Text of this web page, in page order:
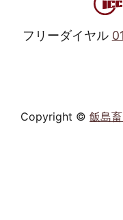
フリーダイヤル
Copyright © 飯島